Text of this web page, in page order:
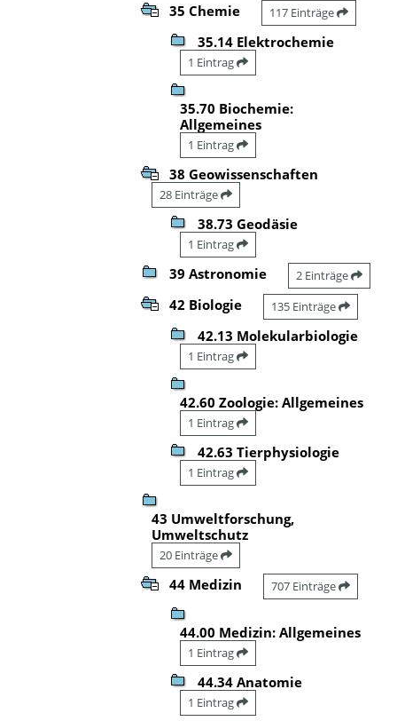
35 Chemie 117 Einträge
35.14 Elektrochemie
1 Eintrag
35.70 Biochemie:
Allgemeines
1 Eintrag
38 Geowissenschaften
28 Einträge
38.73 Geodäsie
1 Eintrag
39 Astronomie 2 Einträge
42 Biologie 135 Einträge
42.13 Molekularbiologie
1 Eintrag
42.60 Zoologie: Allgemeines
1 Eintrag
42.63 Tierphysiologie
1 Eintrag
43 Umweltforschung,
Umweltschutz
20 Einträge
44 Medizin 707 Einträge
44.00 Medizin: Allgemeines
1 Eintrag
44.34 Anatomie
1 Eintrag